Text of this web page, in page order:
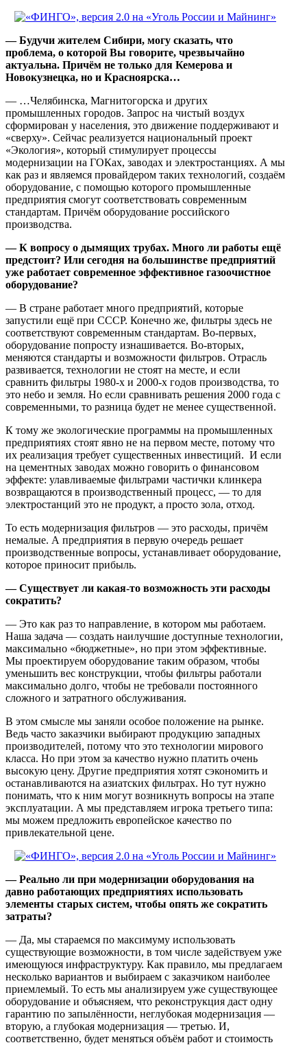
— Будучи жителем Сибири, могу сказать, что
проблема, о которой Вы говорите, чрезвычайно
актуальна. Причём не только для Кемерова и
Новокузнецка, но и Красноярска…
— …Челябинска, Магнитогорска и других
промышленных городов. Запрос на чистый воздух
сформирован у населения, это движение поддерживают и
«сверху». Сейчас реализуется национальный проект
«Экология», который стимулирует процессы
модернизации на ГОКах, заводах и электростанциях. А мы
как раз и являемся провайдером таких технологий, создаём
оборудование, с помощью которого промышленные
предприятия смогут соответствовать современным
стандартам. Причём оборудование российского
производства.
— К вопросу о дымящих трубах. Много ли работы ещё
предстоит? Или сегодня на большинстве предприятий
уже работает современное эффективное газоочистное
оборудование?
— В стране работает много предприятий, которые
запустили ещё при СССР. Конечно же, фильтры здесь не
соответствуют современным стандартам. Во-первых,
оборудование попросту изнашивается. Во-вторых,
меняются стандарты и возможности фильтров. Отрасль
развивается, технологии не стоят на месте, и если
сравнить фильтры 1980-х и 2000-х годов производства, то
это небо и земля. Но если сравнивать решения 2000 года с
современными, то разница будет не менее существенной.
К тому же экологические программы на промышленных
предприятиях стоят явно не на первом месте, потому что
их реализация требует существенных инвестиций. И если
на цементных заводах можно говорить о финансовом
эффекте: улавливаемые фильтрами частички клинкера
возвращаются в производственный процесс, — то для
электростанций это не продукт, а просто зола, отход.
То есть модернизация фильтров — это расходы, причём
немалые. А предприятия в первую очередь решает
производственные вопросы, устанавливает оборудование,
которое приносит прибыль.
— Существует ли какая-то возможность эти расходы
сократить?
— Это как раз то направление, в котором мы работаем.
Наша задача — создать наилучшие доступные технологии,
максимально «бюджетные», но при этом эффективные.
Мы проектируем оборудование таким образом, чтобы
уменьшить вес конструкции, чтобы фильтры работали
максимально долго, чтобы не требовали постоянного
сложного и затратного обслуживания.
В этом смысле мы заняли особое положение на рынке.
Ведь часто заказчики выбирают продукцию западных
производителей, потому что это технологии мирового
класса. Но при этом за качество нужно платить очень
высокую цену. Другие предприятия хотят сэкономить и
останавливаются на азиатских фильтрах. Но тут нужно
понимать, что к ним могут возникнуть вопросы на этапе
эксплуатации. А мы представляем игрока третьего типа:
мы можем предложить европейское качество по
привлекательной цене.
— Реально ли при модернизации оборудования на
давно работающих предприятиях использовать
элементы старых систем, чтобы опять же сократить
затраты?
— Да, мы стараемся по максимуму использовать
существующие возможности, в том числе задействуем уже
имеющуюся инфраструктуру. Как правило, мы предлагаем
несколько вариантов и выбираем с заказчиком наиболее
приемлемый. То есть мы анализируем уже существующее
оборудование и объясняем, что реконструкция даст одну
гарантию по запылённости, неглубокая модернизация —
вторую, а глубокая модернизация — третью. И,
соответственно, будет меняться объём работ и стоимость